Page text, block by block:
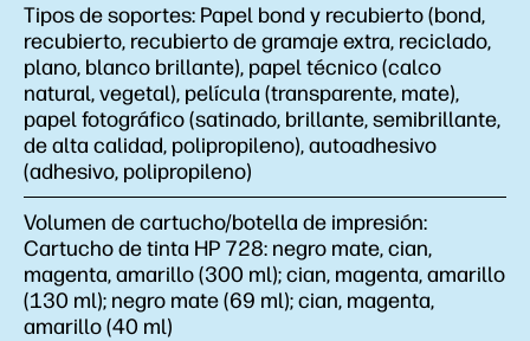
Tipos de soportes: Papel bond y recubierto (bond,
recubierto, recubierto de gramaje extra, reciclado,
plano, blanco brillante), papel técnico (calco
natural, vegetal), película (transparente, mate),
papel fotográfico (satinado, brillante, semibrillante,
de alta calidad, polipropileno), autoadhesivo
(adhesivo, polipropileno)
Volumen de cartucho/botella de impresión:
Cartucho de tinta HP 728: negro mate, cian,
magenta, amarillo (300 ml); cian, magenta, amarillo
(130 ml); negro mate (69 ml); cian, magenta,
amarillo (40 ml)